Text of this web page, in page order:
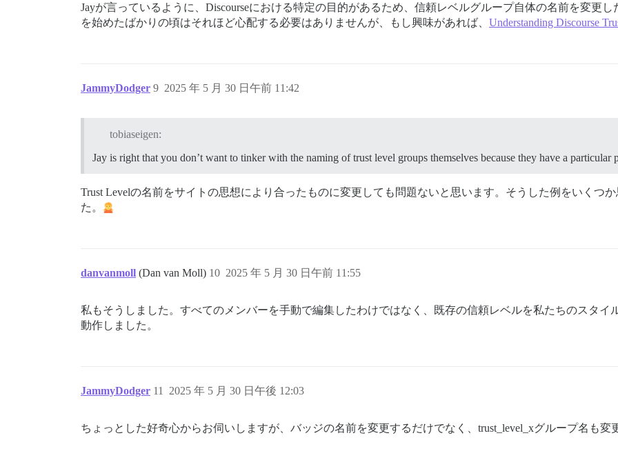
Jayが言っているように、Discourseにおける特定の目的があるため、信頼レベルグループ自体の名前を変更
を始めたばかりの頃はそれほど心配する必要はありませんが、もし興味があれば、 Understanding Discourse
JammyDodger 2025 年 5 月 30 日午前 11:42
9
tobiaseigen:
Jay is right that you don’t want to tinker with the naming of trust level groups themselves because they have a particular
Trust Levelの名前をサイトの思想により合ったものに変更しても問題ないと思います。そうした例をいくつ
た。
danvanmoll (Dan van Moll) 2025 年 5 月 30 日午前 11:55
10
私もそうしました。すべてのメンバーを手動で編集したわけではなく、既存の信頼レベルを私たちのスタイ
動作しました。
JammyDodger 2025 年 5 月 30 日午後 12:03
11
ちょっとした好奇心からお伺いしますが、バッジの名前を変更するだけでなく、trust_level_xグループ名も変